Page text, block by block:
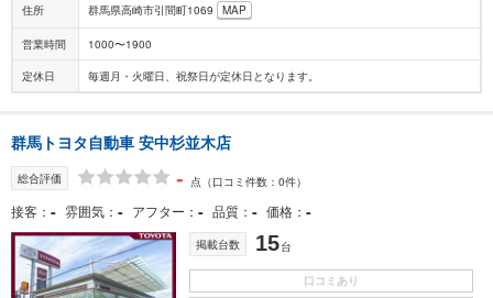
住所 群馬県高崎市引間町1069 MAP
営業時間 1000〜1900
定休日 毎週月・火曜日、祝祭日が定休日となります。
群馬トヨタ自動車 安中杉並木店
総合評価 - 点 （口コミ件数：0件）
接客 - 雰囲気 - アフター - 品質 - 価格 -
掲載台数 15台
口コミあり